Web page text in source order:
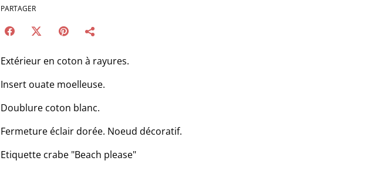
PARTAGER
Extérieur en coton à rayures.
Insert ouate moelleuse.
Doublure coton blanc.
Fermeture éclair dorée. Noeud décoratif.
Etiquette crabe "Beach please"